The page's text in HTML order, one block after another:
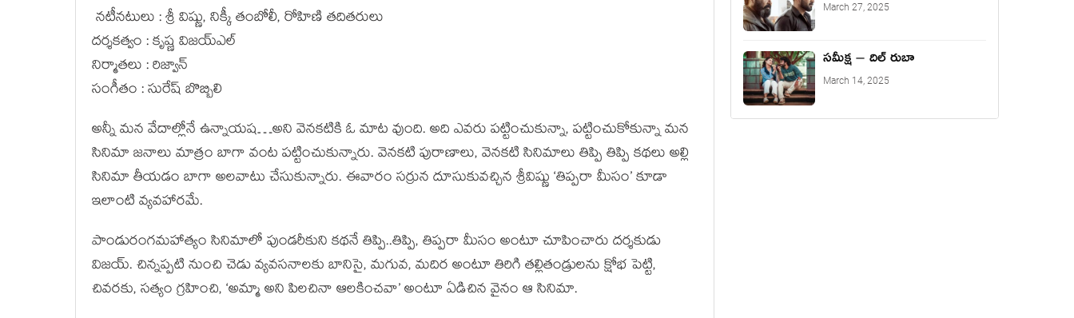
నటీనటులు : శ్రీ విష్ణు, నిక్కీ తంబోలీ, రోహిణి తదితరులు
దర్శకత్వం : కృష్ణ విజయ్ఎల్
నిర్మాత‌లు : రిజ్వాన్
సంగీతం : సురేష్ బొబ్బిలి
అన్నీ మన వేదాల్లోనే ఉన్నాయష…అని వెనకటికి ఓ మాట వుంది. అది ఎవరు పట్టించుకున్నా, పట్టించుకోకున్నా మన
సినిమా జనాలు మాత్రం బాగా వంట పట్టించుకున్నారు. వెనకటి పురాణాలు, వెనకటి సినిమాలు తిప్పి తిప్పి కథలు అల్లి
సినిమా తీయడం బాగా అలవాటు చేసుకున్నారు. ఈవారం సర్రున దూసుకువచ్చిన శ్రీవిష్ణు ‘తిప్పరా మీసం’ కూడా
ఇలాంటి వ్యవహారమే.
పాండురంగమహాత్యం సినిమాలో పుండరీకుని కథనే తిప్పి..తిప్పి, తిప్పరా మీసం అంటూ చూపించారు దర్శకుడు
విజయ్. చిన్నప్పటి నుంచి చెడు వ్యవసనాలకు బానిసై, మగువ, మదిర అంటూ తిరిగి తల్లితండ్రులను క్షోభ పెట్టి,
చివరకు, సత్యం గ్రహించి, ‘అమ్మా అని పిలచినా ఆలకించవా’ అంటూ ఏడిచిన వైనం ఆ సినిమా.
March 27, 2025
సమీక్ష – దిల్ రుబా
March 14, 2025